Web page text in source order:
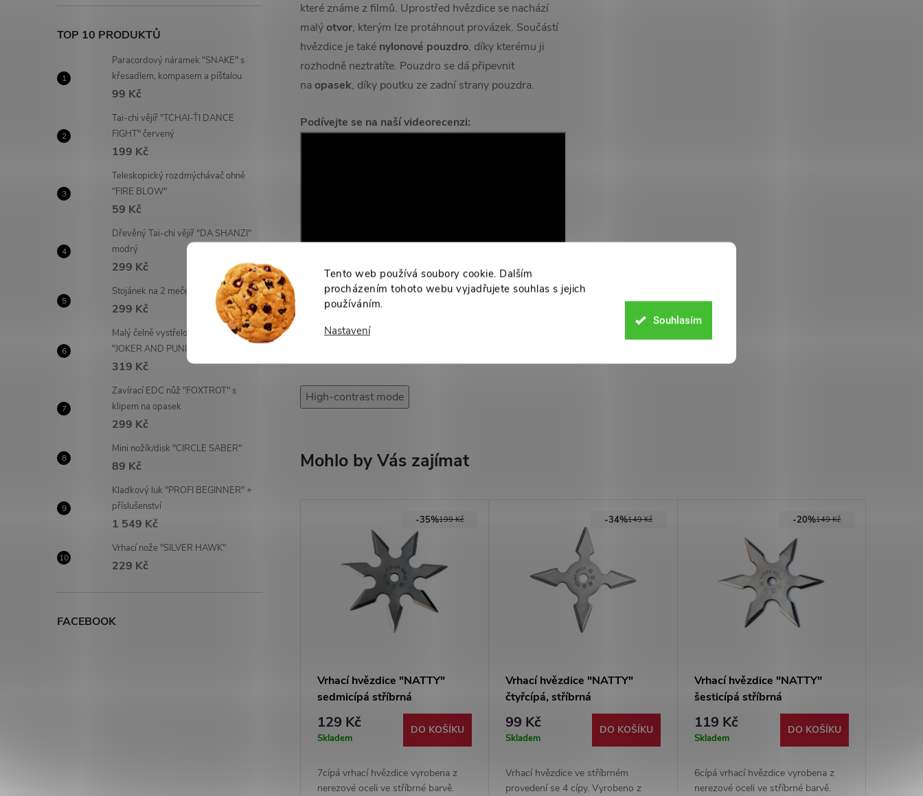
Tento web používá soubory cookie. Dalším
procházením tohoto webu vyjadřujete souhlas s jejich
používáním.
Nastavení
Souhlasím
TOP 10 PRODUKTŮ
Paracordový náramek "SNAKE" s
křesadlem, kompasem a píšťalou
99 Kč
Tai-chi vějíř "TCHAI-ŤI DANCE
FIGHT" červený
199 Kč
Teleskopický rozdmýchávač ohně
"FIRE BLOW"
59 Kč
Dřevěný Tai-chi vějíř "DA SHANZI"
modrý
299 Kč
Stojánek na 2 meče "NITEN"
299 Kč
Malý čelně vystřelovací OTF nůž
"JOKER AND PUNISHER"
319 Kč
Zavírací EDC nůž "FOXTROT" s
klipem na opasek
299 Kč
Mini nožík/disk "CIRCLE SABER"
89 Kč
Kladkový luk "PROFI BEGINNER" +
příslušenství
1 549 Kč
Vrhací nože "SILVER HAWK"
229 Kč
FACEBOOK
které známe z filmů. Uprostřed hvězdice se nachází
malýotvor, kterým lze protáhnout provázek. Součástí
hvězdice je také nylonové pouzdro, díky kterému ji
rozhodně neztratíte. Pouzdro se dá připevnit
naopasek, díky poutku ze zadní strany pouzdra.
Podívejte se na naší videorecenzi:
High-contrast mode
Mohlo by Vás zajímat
199 Kč
-35%
Vrhací hvězdice "NATTY"
sedmicípá stříbrná
129 Kč
Skladem
DO KOŠÍKU
7cípá vrhací hvězdice vyrobena z
nerezové oceli ve stříbrné barvě.
149 Kč
-34%
Vrhací hvězdice "NATTY"
čtyřcípá, stříbrná
99 Kč
Skladem
DO KOŠÍKU
Vrhací hvězdice ve stříbrném
provedení se 4 cípy. Vyrobeno z
149 Kč
-20%
Vrhací hvězdice "NATTY"
šesticípá stříbrná
119 Kč
Skladem
DO KOŠÍKU
6cípá vrhací hvězdice vyrobena z
nerezové oceli ve stříbrné barvě.